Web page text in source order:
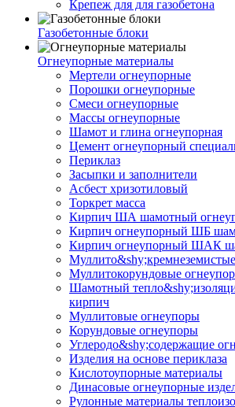
Крепеж для для газобетона
Газобетонные блоки
Огнеупорные материалы
Мертели огнеупорные
Порошки огнеупорные
Смеси огнеупорные
Массы огнеупорные
Шамот и глина огнеупорная
Цемент огнеупорный
Периклаз
Засыпки и заполнители
Асбест хризотиловый
Торкрет масса
Кирпич ША шамотный
Кирпич огнеупорный ШБ
Кирпич огнеупорный ШАК
Муллито­корундовые
Шамотный
кирпич
Муллитовые огнеупоры
Корундовые огнеупоры
Углеродо&shy;содержащие
Изделия на основе периклаза
Кислотоупорные материалы
Динасовые огнеупорные
Рулонные материалы